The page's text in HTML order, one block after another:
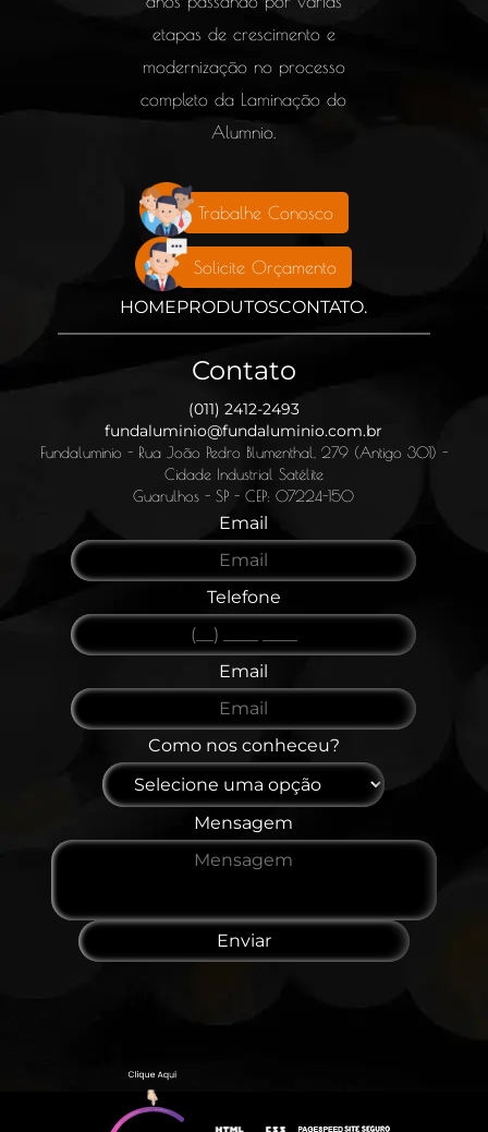
etapas de crescimento e
modernização no processo
completo da Laminação do
Alumnio.
Trabalhe Conosco
Solicite Orçamento
HOMEPRODUTOSCONTATO.
Contato
(011) 2412-2493
fundaluminio@fundaluminio.com.br
Fundaluminio - Rua João Pedro Blumenthal, 279 (Antigo 301) -
Cidade Industrial Satélite
Guarulhos - SP - CEP: 07224-150
Email
Telefone
Email
Como nos conheceu?
Mensagem